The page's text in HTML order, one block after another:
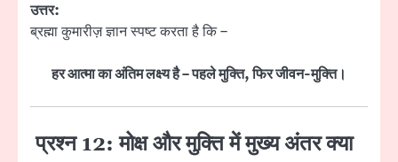
उत्तर:
ब्रह्मा कुमारीज़ ज्ञान स्पष्ट करता है कि –
हर आत्मा का अंतिम लक्ष्य है – पहले मुक्ति, फिर जीवन-मुक्ति।
प्रश्न 12: मोक्ष और मुक्ति में मुख्य अंतर क्या